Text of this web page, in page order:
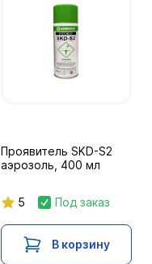
Проявитель SKD-S2
аэрозоль, 400 мл
5 Под заказ
В корзину